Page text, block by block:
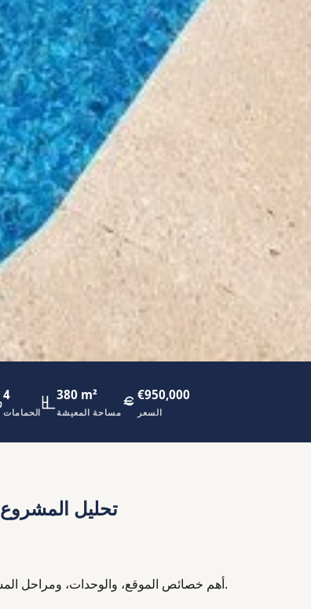
4
الحمامات
380 m²
مساحة المعيشة
€950,000
السعر
تحليل المشروع
أهم خصائص الموقع، والوحدات، ومراحل المشروع، ونقاط الاهتمام.